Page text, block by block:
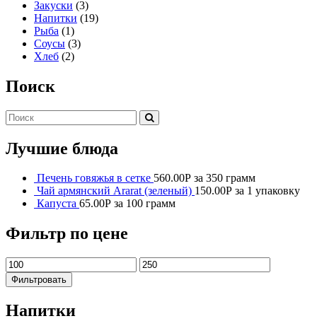
Закуски (3)
Напитки (19)
Рыба (1)
Соусы (3)
Хлеб (2)
Поиск
Лучшие блюда
Печень говяжья в сетке 560.00Р за 350 грамм
Чай армянский Ararat (зеленый) 150.00Р за 1 упаковку
Капуста 65.00Р за 100 грамм
Фильтр по цене
Фильтровать
Напитки